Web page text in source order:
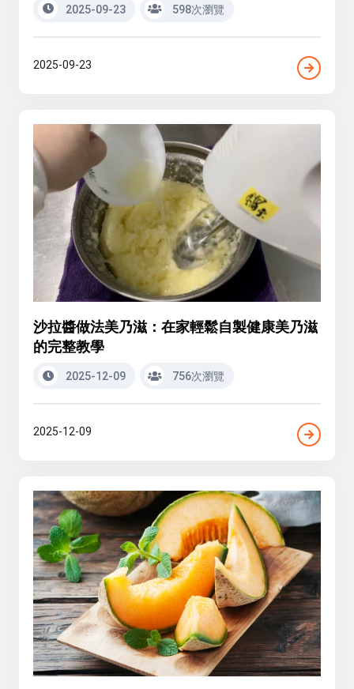
2025-09-23 598次瀏覽
2025-09-23
沙拉醬做法美乃滋：在家輕鬆自製健康美乃滋
的完整教學
2025-12-09 756次瀏覽
2025-12-09